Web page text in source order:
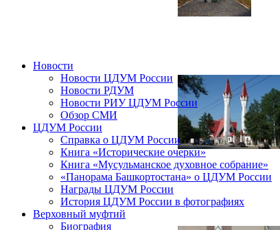
Новости
Новости ЦДУМ России
Новости РДУМ
Новости РИУ ЦДУМ России
Обзор СМИ
ЦДУМ России
Справка о ЦДУМ России
Книга «Исторические очерки»
Книга «Мусульманское духовное собрание»
«Панорама Башкортостана» о ЦДУМ России
Награды ЦДУМ России
История ЦДУМ России в фотографиях
Верховный муфтий
Биография